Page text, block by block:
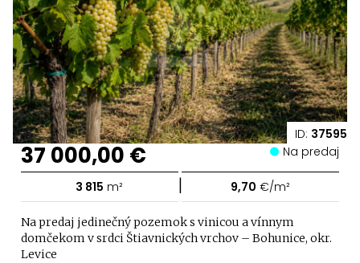
ID: 37595
37 000,00 € Na predaj
3 815 m² | 9,70 €/m²
Na predaj jedinečný pozemok s vinicou a vínnym
domčekom v srdci Štiavnických vrchov – Bohunice, okr.
Levice